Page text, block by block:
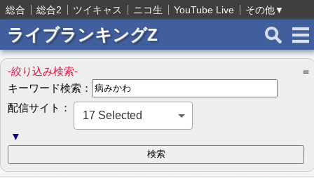
総合 総合2 ツイキャス ニコ生 YouTube Live その他▼
ライブランキングZ
-絞り込み検索-
＝
キーワード検索：
配信サイト：
17 Selected
▼